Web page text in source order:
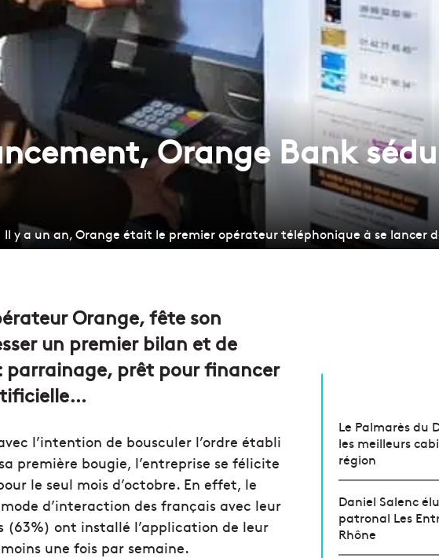
Orange Bank
Il y a un an, Orange était le premier opérateur téléphonique à se lancer
Orange, fête son
un premier bilan et de
parrainage, prêt pour financer
l’intention de bousculer l’ordre établi
première bougie, l’entreprise se félicite
le seul mois d’octobre. En effet, le
d’interaction des français avec leur
(63%) ont installé l’application de leur
une fois par semaine.
Le Palmarès du
les meilleurs
région
Daniel Salenc
patronal Les
Rhône